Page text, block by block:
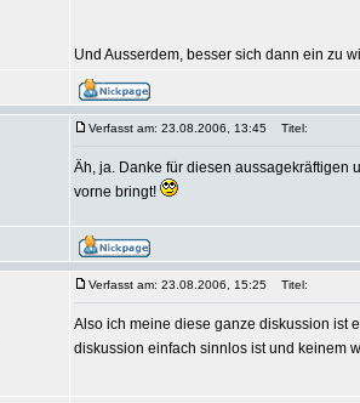
Und Ausserdem, besser sich dann ein zu
Verfasst am: 23.08.2006, 13:45 Titel:
Äh, ja. Danke für diesen aussagekräftigen
vorne bringt!
Verfasst am: 23.08.2006, 15:25 Titel:
Also ich meine diese ganze diskussion ist
diskussion einfach sinnlos ist und keinem